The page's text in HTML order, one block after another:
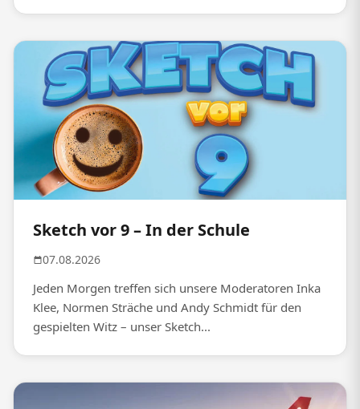
Sketch vor 9 – In der Schule
07.08.2026
Jeden Morgen treffen sich unsere Moderatoren Inka
Klee, Normen Sträche und Andy Schmidt für den
gespielten Witz – unser Sketch...